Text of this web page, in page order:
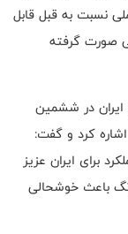
نسبت به قبل قابل
صورت گرفته
ایران در ششمین
کرد و گفت:
برای ایران عزیز
باعث خوشحالی